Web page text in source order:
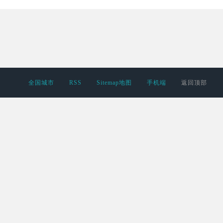
全国城市 RSS Sitemap地图 手机端 返回顶部